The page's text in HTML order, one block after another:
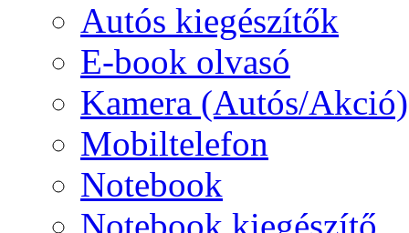
Autós kiegészítők
E-book olvasó
Kamera (Autós/Akció)
Mobiltelefon
Notebook